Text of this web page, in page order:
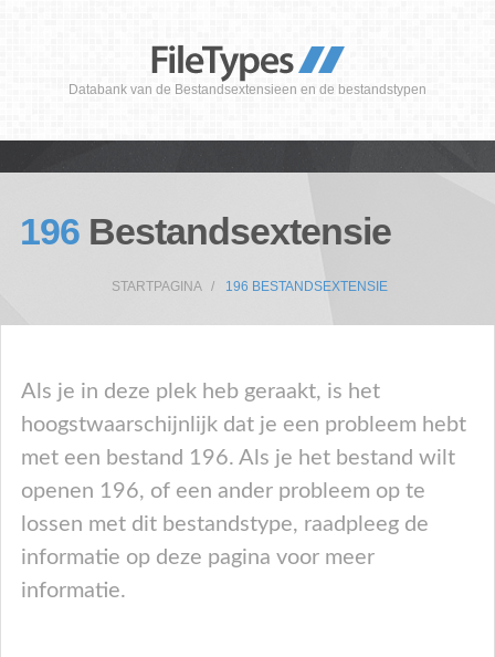
Databank van de Bestandsextensieen en de bestandstypen
196 Bestandsextensie
STARTPAGINA 196 BESTANDSEXTENSIE
Als je in deze plek heb geraakt, is het
hoogstwaarschijnlijk dat je een probleem hebt
met een bestand 196. Als je het bestand wilt
openen 196, of een ander probleem op te
lossen met dit bestandstype, raadpleeg de
informatie op deze pagina voor meer
informatie.